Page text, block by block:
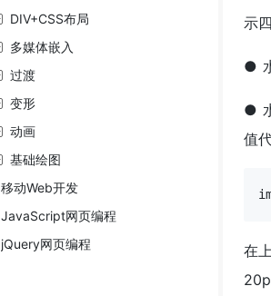
DIV+CSS布局
多媒体嵌入
过渡
变形
动画
基础绘图
移动Web开发
JavaScript网页编程
jQuery网页编程
示
●
●
值
在